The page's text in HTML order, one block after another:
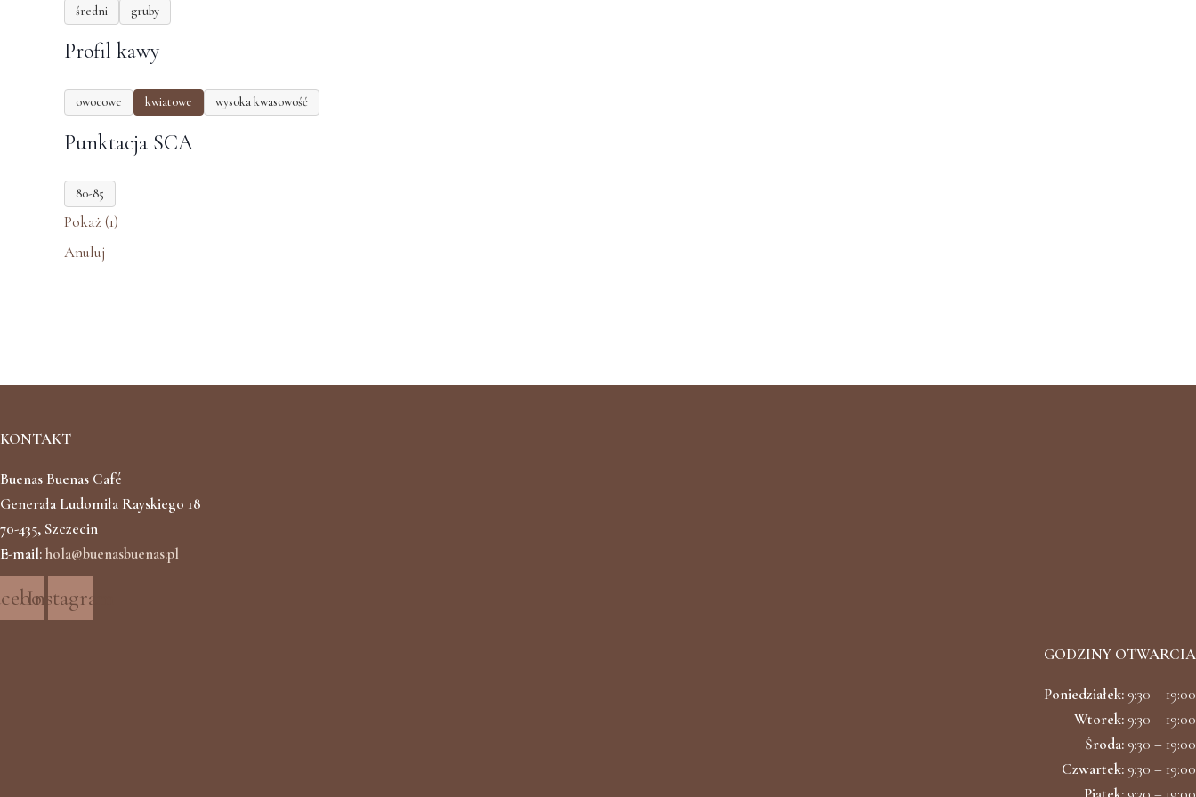
średni gruby
Profil kawy
owocowe kwiatowe wysoka kwasowość
Punktacja SCA
80-85
Pokaż(1)
Anuluj
KONTAKT
Buenas Buenas Café
Generała Ludomiła Rayskiego 18
70-435, Szczecin
E-mail:hola@buenasbuenas.pl
Instagram
GODZINY OTWARCIA
Poniedziałek: 9:30 – 19:00
Wtorek: 9:30 – 19:00
Środa: 9:30 – 19:00
Czwartek: 9:30 – 19:00